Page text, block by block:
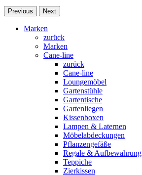
Previous Next
Marken
zurück
Marken
Cane-line
zurück
Cane-line
Loungemöbel
Gartenstühle
Gartentische
Gartenliegen
Kissenboxen
Lampen & Laternen
Möbelabdeckungen
Pflanzengefäße
Regale & Aufbewahrung
Teppiche
Zierkissen